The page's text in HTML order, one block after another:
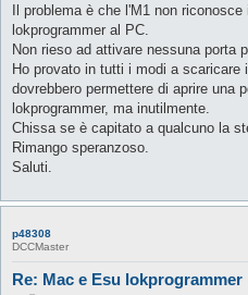
Il problema è che l'M1 non
lokprogrammer al PC.
Non rieso ad attivare nessuna porta
Ho provato in tutti i modi a
dovrebbero permettere di aprire una
lokprogrammer, ma inutilmente.
Chissa se è capitato a qualcuno la
Rimango speranzoso.
Saluti.
p48308
DCCMaster
Re: Mac e Esu lokprogrammer